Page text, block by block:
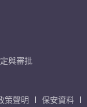
與審批
策聲明 保安資料